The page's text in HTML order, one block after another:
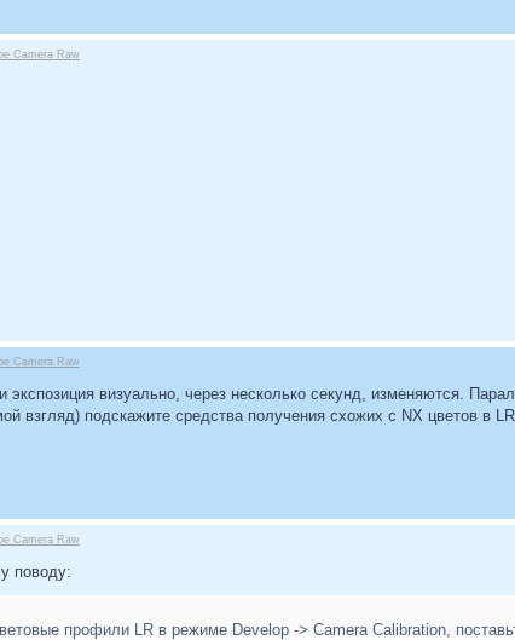
Camera Raw
Camera Raw
экспозиция визуально, через несколько секунд, изменяются.
взгляд) подскажите средства получения схожих с NX цветов в
Camera Raw
поводу:
профили LR в режиме Develop -> Camera Calibration,